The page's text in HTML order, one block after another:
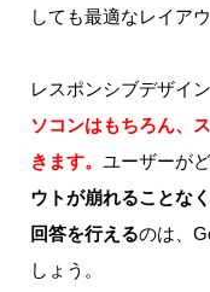
しても最適なレイア
レスポンシブデザイ
ソコンはもちろん、
きます。 ユーザーが
ウトが崩れることな
回答を行えるのは、
しょう。